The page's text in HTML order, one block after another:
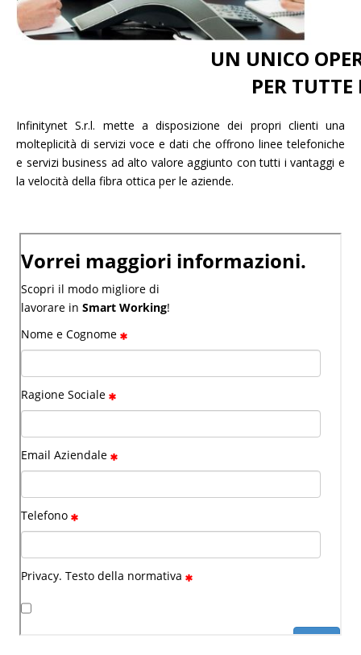
UN UNICO
PER
Infinitynet S.r.l. mette a disposizione dei propri clienti una
molteplicità di servizi voce e dati che offrono linee telefoniche
e servizi business ad alto valore aggiunto con tutti i vantaggi e
la velocità della fibra ottica per le aziende.